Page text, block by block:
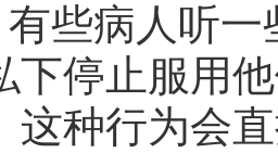
些病人听
下停止服用
这种行为会